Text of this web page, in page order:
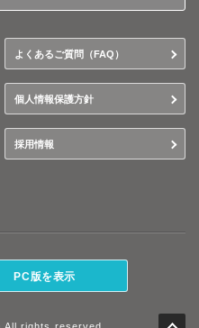
よくあるご質問（FAQ）
個人情報保護方針
採用情報
PC版を表示